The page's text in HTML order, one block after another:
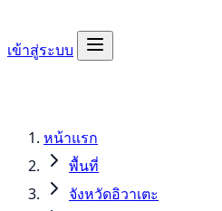
เข้าสู่ระบบ
หน้าแรก
พื้นที่
จังหวัดอิวาเตะ